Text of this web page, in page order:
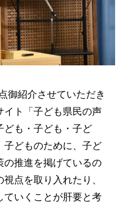
御紹介させていただき
イト「子ども県民の声
ども・子ども・子ど
子どものために、子ど
の推進を掲げているの
点を取り入れたり、
ていくことが肝要と考